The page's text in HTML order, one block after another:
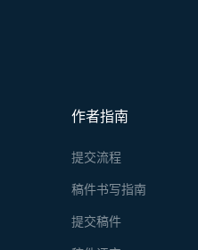
作者指南
提交流程
稿件书写指南
提交稿件